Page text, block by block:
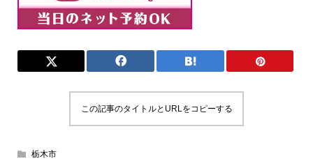
この記事のタイトルとURLをコピーする
栃木市